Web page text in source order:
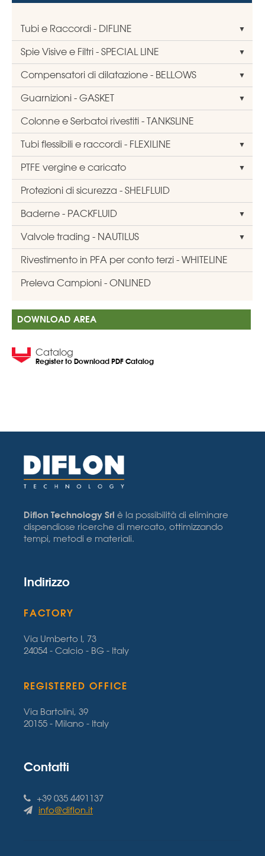
Tubi e Raccordi - DIFLINE
Spie Visive e Filtri - SPECIAL LINE
Compensatori di dilatazione - BELLOWS
Guarnizioni - GASKET
Colonne e Serbatoi rivestiti - TANKSLINE
Tubi flessibili e raccordi - FLEXILINE
PTFE vergine e caricato
Protezioni di sicurezza - SHELFLUID
Baderne - PACKFLUID
Valvole trading - NAUTILUS
Rivestimento in PFA per conto terzi - WHITELINE
Preleva Campioni - ONLINED
DOWNLOAD AREA
Catalog
Register to Download PDF Catalog
Diflon Technology Srl è la possibilità di eliminare
dispendiose ricerche di mercato, ottimizzando
tempi, metodi e materiali.
Indirizzo
FACTORY
Via Umberto I, 73
24054 - Calcio - BG - Italy
REGISTERED OFFICE
Via Bartolini, 39
20155 - Milano - Italy
Contatti
+39 035 4491137
info@diflon.it